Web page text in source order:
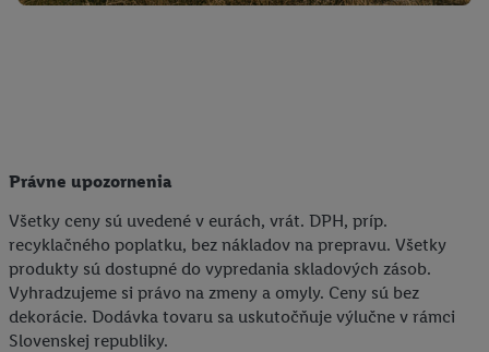
Právne upozornenia
Všetky ceny sú uvedené v eurách, vrát. DPH, príp.
recyklačného poplatku, bez nákladov na prepravu. Všetky
produkty sú dostupné do vypredania skladových zásob.
Vyhradzujeme si právo na zmeny a omyly. Ceny sú bez
dekorácie. Dodávka tovaru sa uskutočňuje výlučne v rámci
Slovenskej republiky.